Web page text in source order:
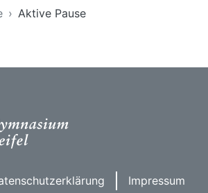
Aktive Pause
Impressum